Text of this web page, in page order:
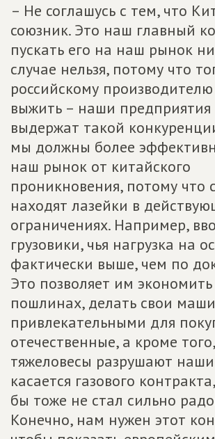
– Не соглашусь с тем, что
союзник. Это наш главный
пускать его на наш рынок
случае нельзя, потому что
российскому
выжить – наши предприятия
выдержат такой
мы должны более
наш рынок от китайского
проникновения, потому что
находят лазейки в
ограничениях. Например,
грузовики, чья нагрузка на
фактически выше, чем по
Это позволяет им
пошлинах, делать свои
привлекательными для
отечественные, а кроме
тяжеловесы разрушают
касается газового
бы тоже не стал сильно
Конечно, нам нужен этот